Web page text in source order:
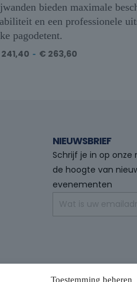
Toestemming beheren
bieden maximale
en een professionele
pagodetent.
241,40 - € 263,60
NIEUWSBRIEF
Schrijf je in op onze
de hoogte van
evenementen